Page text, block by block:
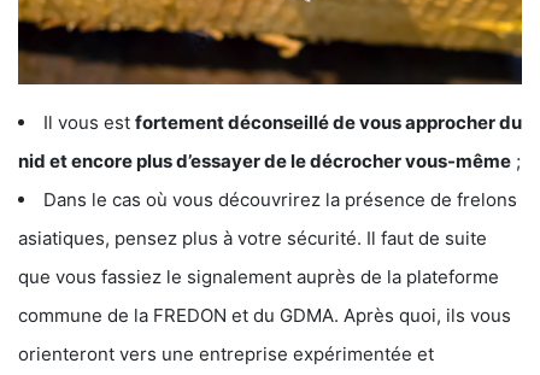
Il vous est fortement déconseillé de vous approcher du
nid et encore plus d’essayer de le décrocher vous-même ;
Dans le cas où vous découvrirez la présence de frelons
asiatiques, pensez plus à votre sécurité. Il faut de suite
que vous fassiez le signalement auprès de la plateforme
commune de la FREDON et du GDMA. Après quoi, ils vous
orienteront vers une entreprise expérimentée et